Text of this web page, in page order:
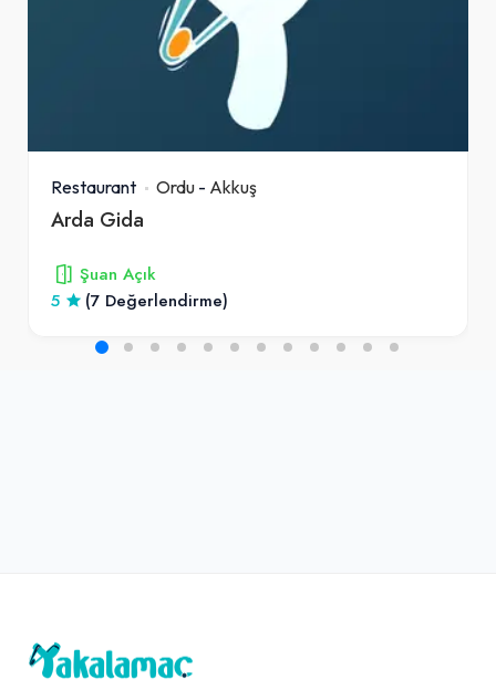
Restaurant Ordu - Akkuş
Arda Gida
Şuan Açık
5
(7 Değerlendirme)